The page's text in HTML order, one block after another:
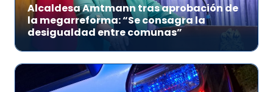
Alcaldesa Amtmann tras aprobación de
la megarreforma: “Se consagra la
desigualdad entre comunas”